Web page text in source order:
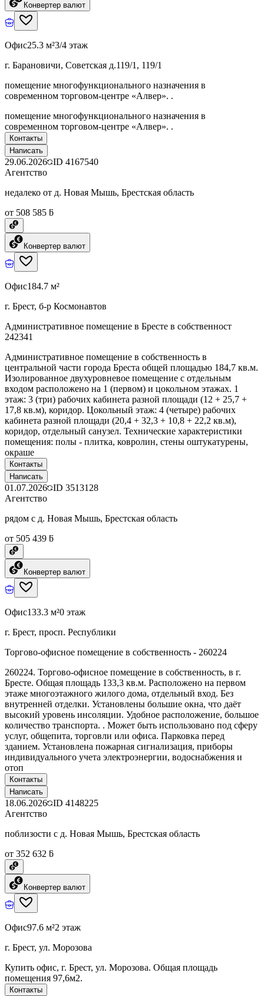
Конвертер валют
Офис25.3 м²3/4 этаж
г. Барановичи, Советская д.119/1, 119/1
помещение многофункционального назначения в
современном торговом-центре «Алвер». .
помещение многофункционального назначения в
современном торговом-центре «Алвер». .
Контакты
Написать
29.06.2026 ID 4167540
Агентство
недалеко от д. Новая Мышь, Брестская область
от 508 585 ƃ
Конвертер валют
Офис184.7 м²
г. Брест, б-р Космонавтов
Административное помещение в Бресте в собственност
242341
Административное помещение в собственность в
центральной части города Бреста общей площадью 184,7 кв.м.
Изолированное двухуровневое помещение с отдельным
входом расположено на 1 (первом) и цокольном этажах. 1
этаж: 3 (три) рабочих кабинета разной площади (12 + 25,7 +
17,8 кв.м), коридор. Цокольный этаж: 4 (четыре) рабочих
кабинета разной площади (20,4 + 32,3 + 10,8 + 22,2 кв.м),
коридор, отдельный санузел. Технические характеристики
помещения: полы - плитка, ковролин, стены оштукатурены,
окраше
Контакты
Написать
01.07.2026 ID 3513128
Агентство
рядом с д. Новая Мышь, Брестская область
от 505 439 ƃ
Конвертер валют
Офис133.3 м²0 этаж
г. Брест, просп. Республики
Торгово-офисное помещение в собственность - 260224
260224. Торгово-офисное помещение в собственность, в г.
Бресте. Общая площадь 133,3 кв.м. Расположено на первом
этаже многоэтажного жилого дома, отдельный вход. Без
внутренней отделки. Установлены большие окна, что даёт
высокий уровень инсоляции. Удобное расположение, большое
количество транспорта. . Может быть использовано под сферу
услуг, общепита, торговли или офиса. Парковка перед
зданием. Установлена пожарная сигнализация, приборы
индивидуального учета электроэнергии, водоснабжения и
отоп
Контакты
Написать
18.06.2026 ID 4148225
Агентство
поблизости с д. Новая Мышь, Брестская область
от 352 632 ƃ
Конвертер валют
Офис97.6 м²2 этаж
г. Брест, ул. Морозова
Купить офис, г. Брест, ул. Морозова. Общая площадь
помещения 97,6м2.
Контакты